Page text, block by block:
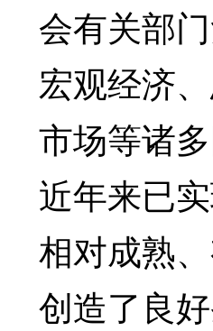
会有关部
宏观经济
市场等诸
近年来已
相对成熟
创造了良